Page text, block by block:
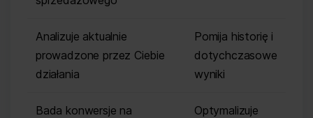
Analizuje aktualnie
prowadzone przez Ciebie
działania
Pomija historię i
dotychczasowe
wyniki
Bada konwersje na
Optymalizuje